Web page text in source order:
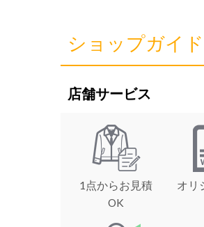
ショップガイド
店舗サービス
1点からお見積
OK
オリ